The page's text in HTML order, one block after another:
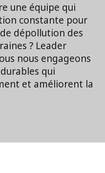
une équipe qui
constante pour
dépollution des
? Leader
nous engageons
qui
et améliorent la